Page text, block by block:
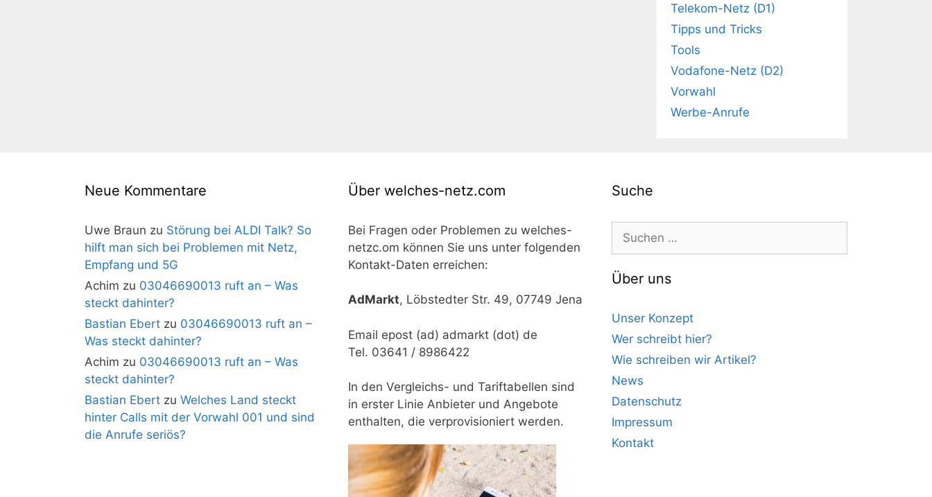
Telekom-Netz (D1)
Tipps und Tricks
Tools
Vodafone-Netz (D2)
Vorwahl
Werbe-Anrufe
Neue Kommentare
Uwe Braun zu Störung bei ALDI Talk? So
hilft man sich bei Problemen mit Netz,
Empfang und 5G
Achim zu 03046690013 ruft an – Was
steckt dahinter?
Bastian Ebert zu 03046690013 ruft an –
Was steckt dahinter?
Achim zu 03046690013 ruft an – Was
steckt dahinter?
Bastian Ebert zu Welches Land steckt
hinter Calls mit der Vorwahl 001 und sind
die Anrufe seriös?
Über welches-netz.com
Bei Fragen oder Problemen zu welches-
netzc.om können Sie uns unter folgenden
Kontakt-Daten erreichen:
AdMarkt, Löbstedter Str. 49, 07749 Jena
Email epost (ad) admarkt (dot) de
Tel. 03641 / 8986422
In den Vergleichs- und Tariftabellen sind
in erster Linie Anbieter und Angebote
enthalten, die verprovisioniert werden.
Suche
nach:
Über uns
Unser Konzept
Wer schreibt hier?
Wie schreiben wir Artikel?
News
Datenschutz
Impressum
Kontakt